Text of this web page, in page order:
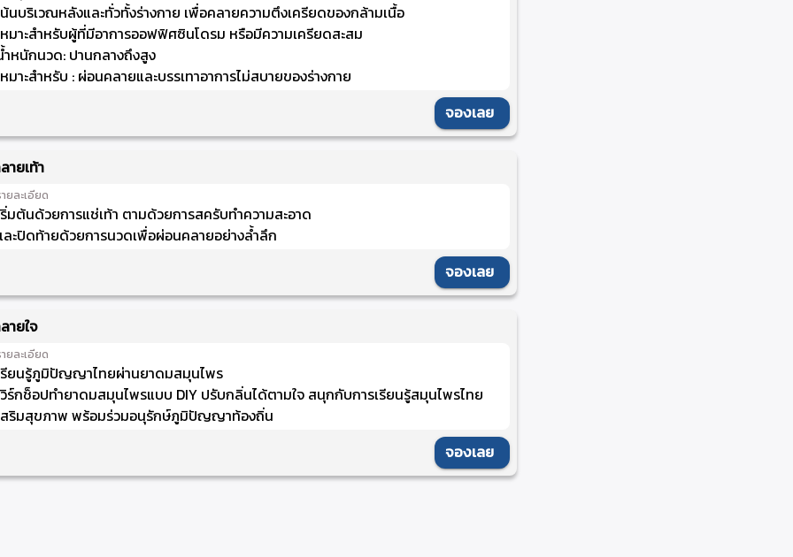
นบริเวณหลังและทั่วทั้งร่างกาย เพื่อคลายความตึงเครียดของกล้ามเนื้อ
มาะสำหรับผู้ที่มีอาการออฟฟิศซินโดรม หรือมีความเครียดสะสม
หนักนวด: ปานกลางถึงสูง
มาะสำหรับ : ผ่อนคลายและบรรเทาอาการไม่สบายของร่างกาย
จองเลย
ายเท้า
ยละเอียด
มต้นด้วยการแช่เท้า ตามด้วยการสครับทำความสะอาด
ะปิดท้ายด้วยการนวดเพื่อผ่อนคลายอย่างล้ำลึก
จองเลย
ายใจ
ยละเอียด
รียนรู้ภูมิปัญญาไทยผ่านยาดมสมุนไพร
ร์กช็อปทำยาดมสมุนไพรแบบ DIY ปรับกลิ่นได้ตามใจ สนุกกับการเรียนรู้สมุนไพรไทย
สริมสุขภาพ พร้อมร่วมอนุรักษ์ภูมิปัญญาท้องถิ่น
จองเลย